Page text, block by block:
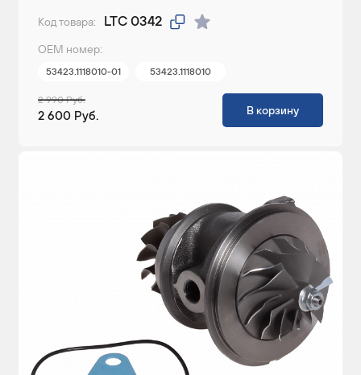
Код товара: LTC 0342
ОЕМ номер:
53423.1118010-01 53423.1118010
2 990 Руб.
2 600 Руб. В корзину